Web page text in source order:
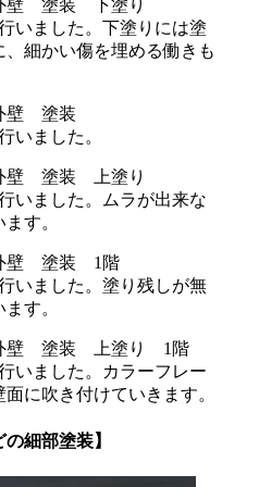
いました。下塗りには塗
細かい傷を埋める働きも
いました。
いました。ムラが出来な
す。
いました。塗り残しが無
す。
いました。カラーフレー
に吹き付けていきます。
の細部塗装】